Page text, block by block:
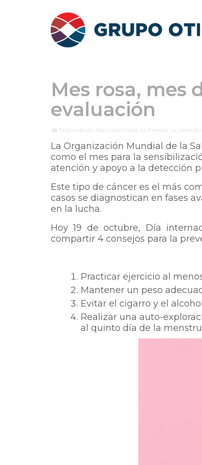
Mes rosa, mes
evaluación
Publicado en Alia Casa Propia La Floresta La Valdeza
La Organización Mundial de la
como el mes para la
atención y apoyo a la detección
Este tipo de cáncer es el más
casos se diagnostican en fases
en la lucha.
Hoy 19 de octubre, Día
compartir 4 consejos para la
Practicar ejercicio al
Mantener un peso
Evitar el cigarro y el
Realizar una auto-
al quinto día de la